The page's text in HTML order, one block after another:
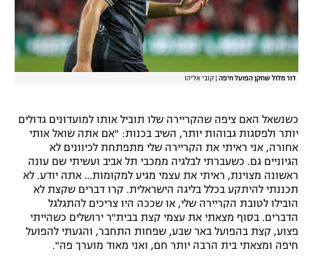
דור מלול שחקן הפועל חיפה קובי אליהו
כשנשאל האם ציפה שהקריירה שלו תוביל אותו למועדונים גדולים
יותר ולפסגות גבוהות יותר, השיב בכנות: "אם אתה שואל אותי
אחורה, אני ראיתי את הקריירה שלי מתפתחת לכיוונים לא
הגיוניים גם. כשעברתי לבלגיה ממכבי תל אביב ועשיתי שם עונה
ראשונה מצוינת, ראיתי את עצמי מגיע למקומות… אתה יודע. לא
תכננתי להיתקע בכלל בליגה הישראלית. קרו דברים שקצת לא
הובילו לטובת הקריירה שלי, או שככה היו צריכים להתגלגל
הדברים. בסוף מצאתי את עצמי קצת בבית"ר ירושלים כשהייתי
פצוע, קצת בהפועל באר שבע, שפחות התחבר, והגעתי להפועל
חיפה ומצאתי בית הרבה יותר חם, ואני מאוד מוערך פה".